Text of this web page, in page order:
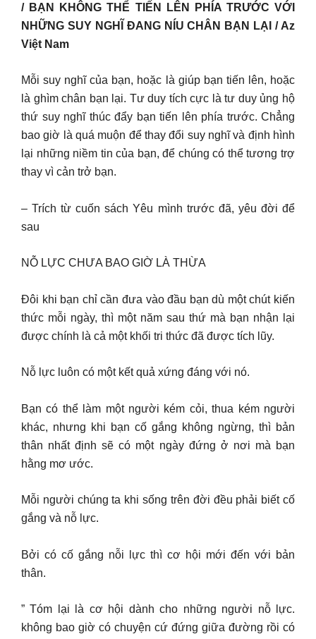
/ BẠN KHÔNG THỂ TIẾN LÊN PHÍA TRƯỚC VỚI
NHỮNG SUY NGHĨ ĐANG NÍU CHÂN BẠN LẠI / Az
Việt Nam
Mỗi suy nghĩ của bạn, hoặc là giúp bạn tiến lên, hoặc
là ghìm chân bạn lại. Tư duy tích cực là tư duy ủng hộ
thứ suy nghĩ thúc đẩy bạn tiến lên phía trước. Chẳng
bao giờ là quá muộn để thay đổi suy nghĩ và định hình
lại những niềm tin của bạn, để chúng có thể tương trợ
thay vì cản trở bạn.
– Trích từ cuốn sách Yêu mình trước đã, yêu đời để
sau
NỖ LỰC CHƯA BAO GIỜ LÀ THỪA
Đôi khi bạn chỉ cần đưa vào đầu bạn dù một chút kiến
thức mỗi ngày, thì một năm sau thứ mà bạn nhận lại
được chính là cả một khối tri thức đã được tích lũy.
Nỗ lực luôn có một kết quả xứng đáng với nó.
Bạn có thể làm một người kém cỏi, thua kém người
khác, nhưng khi bạn cố gắng không ngừng, thì bản
thân nhất định sẽ có một ngày đứng ở nơi mà bạn
hằng mơ ước.
Mỗi người chúng ta khi sống trên đời đều phải biết cố
gắng và nỗ lực.
Bởi có cố gắng nỗi lực thì cơ hội mới đến với bản
thân.
” Tóm lại là cơ hội dành cho những người nỗ lực.
không bao giờ có chuyện cứ đứng giữa đường rồi có